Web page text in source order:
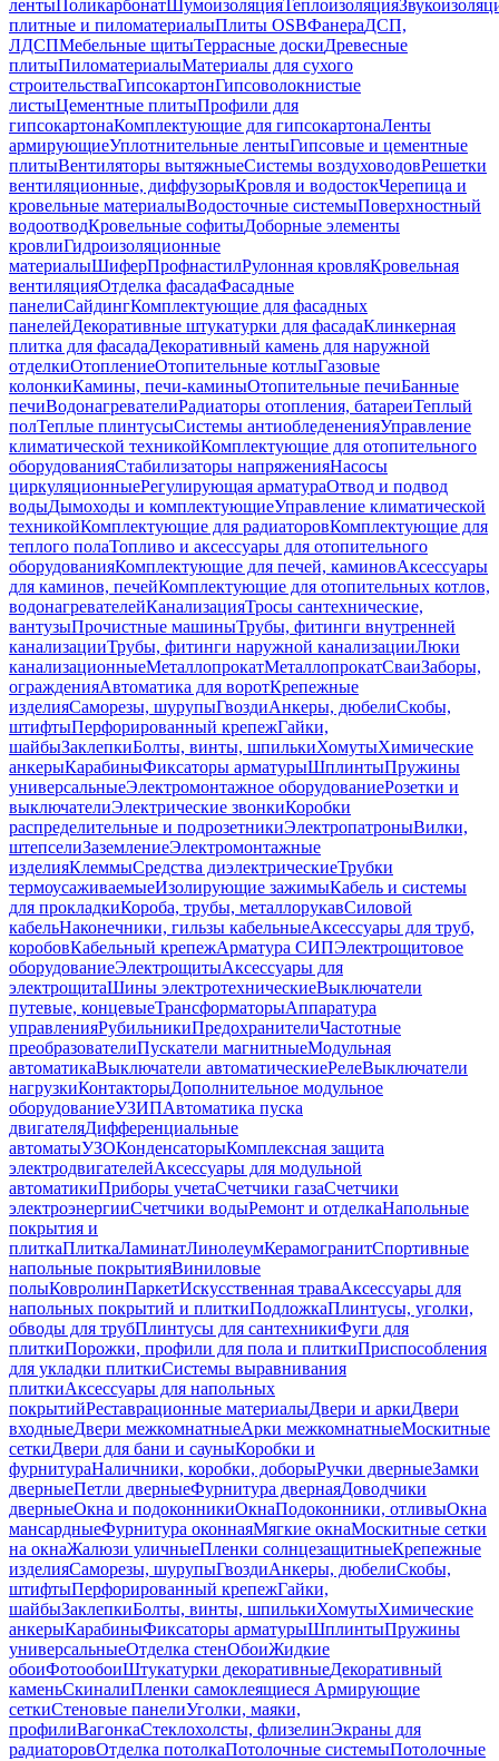
лентыПоликарбонатШумоизоляцияТеплоизоляция
плитные и пиломатериалыПлиты OSBФанераДСП,
ЛДСПМебельные щитыТеррасные доскиДревесные
плитыПиломатериалыМатериалы для сухого
строительстваГипсокартонГипсоволокнистые
листыЦементные плитыПрофили для
гипсокартонаКомплектующие для гипсокартонаЛенты
армирующиеУплотнительные лентыГипсовые и цементные
плитыВентиляторы вытяжныеСистемы воздуховодовРешетки
вентиляционные, диффузорыКровля и водостокЧерепица и
кровельные материалыВодосточные системыПоверхностный
водоотводКровельные софитыДоборные элементы
кровлиГидроизоляционные
материалыШиферПрофнастилРулонная кровляКровельная
вентиляцияОтделка фасадаФасадные
панелиСайдингКомплектующие для фасадных
панелейДекоративные штукатурки для фасадаКлинкерная
плитка для фасадаДекоративный камень для наружной
отделкиОтоплениеОтопительные котлыГазовые
колонкиКамины, печи-каминыОтопительные печиБанные
печиВодонагревателиРадиаторы отопления, батареиТеплый
полТеплые плинтусыСистемы антиобледененияУправление
климатической техникойКомплектующие для отопительного
оборудованияСтабилизаторы напряженияНасосы
циркуляционныеРегулирующая арматураОтвод и подвод
водыДымоходы и комплектующиеУправление климатической
техникойКомплектующие для радиаторовКомплектующие для
теплого полаТопливо и аксессуары для отопительного
оборудованияКомплектующие для печей, каминовАксессуары
для каминов, печейКомплектующие для отопительных котлов,
водонагревателейКанализацияТросы сантехнические,
вантузыПрочистные машиныТрубы, фитинги внутренней
канализацииТрубы, фитинги наружной канализацииЛюки
канализационныеМеталлопрокатМеталлопрокатСваиЗаборы,
огражденияАвтоматика для воротКрепежные
изделияСаморезы, шурупыГвоздиАнкеры, дюбелиСкобы,
штифтыПерфорированный крепежГайки,
шайбыЗаклепкиБолты, винты, шпилькиХомутыХимические
анкерыКарабиныФиксаторы арматурыШплинтыПружины
универсальныеЭлектромонтажное оборудованиеРозетки и
выключателиЭлектрические звонкиКоробки
распределительные и подрозетникиЭлектропатроныВилки,
штепселиЗаземлениеЭлектромонтажные
изделияКлеммыСредства диэлектрическиеТрубки
термоусаживаемыеИзолирующие зажимыКабель и системы
для прокладкиКороба, трубы, металлорукавСиловой
кабельНаконечники, гильзы кабельныеАксессуары для труб,
коробовКабельный крепежАрматура СИПЭлектрощитовое
оборудованиеЭлектрощитыАксессуары для
электрощитаШины электротехническиеВыключатели
путевые, концевыеТрансформаторыАппаратура
управленияРубильникиПредохранителиЧастотные
преобразователиПускатели магнитныеМодульная
автоматикаВыключатели автоматическиеРелеВыключатели
нагрузкиКонтакторыДополнительное модульное
оборудованиеУЗИПАвтоматика пуска
двигателяДифференциальные
автоматыУЗОКонденсаторыКомплексная защита
электродвигателейАксессуары для модульной
автоматикиПриборы учетаСчетчики газаСчетчики
электроэнергииСчетчики водыРемонт и отделкаНапольные
покрытия и
плиткаПлиткаЛаминатЛинолеумКерамогранитСпортивные
напольные покрытияВиниловые
полыКовролинПаркетИскусственная траваАксессуары для
напольных покрытий и плиткиПодложкаПлинтусы, уголки,
обводы для трубПлинтусы для сантехникиФуги для
плиткиПорожки, профили для пола и плиткиПриспособления
для укладки плиткиСистемы выравнивания
плиткиАксессуары для напольных
покрытийРеставрационные материалыДвери и аркиДвери
входныеДвери межкомнатныеАрки межкомнатныеМоскитные
сеткиДвери для бани и сауныКоробки и
фурнитураНаличники, коробки, доборыРучки дверныеЗамки
дверныеПетли дверныеФурнитура двернаяДоводчики
дверныеОкна и подоконникиОкнаПодоконники, отливыОкна
мансардныеФурнитура оконнаяМягкие окнаМоскитные сетки
на окнаЖалюзи уличныеПленки солнцезащитныеКрепежные
изделияСаморезы, шурупыГвоздиАнкеры, дюбелиСкобы,
штифтыПерфорированный крепежГайки,
шайбыЗаклепкиБолты, винты, шпилькиХомутыХимические
анкерыКарабиныФиксаторы арматурыШплинтыПружины
универсальныеОтделка стенОбоиЖидкие
обоиФотообоиШтукатурки декоративныеДекоративный
каменьСкиналиПленки самоклеящиеся Армирующие
сеткиСтеновые панелиУголки, маяки,
профилиВагонкаСтеклохолсты, флизелинЭкраны для
радиаторовОтделка потолкаПотолочные системыПотолочные